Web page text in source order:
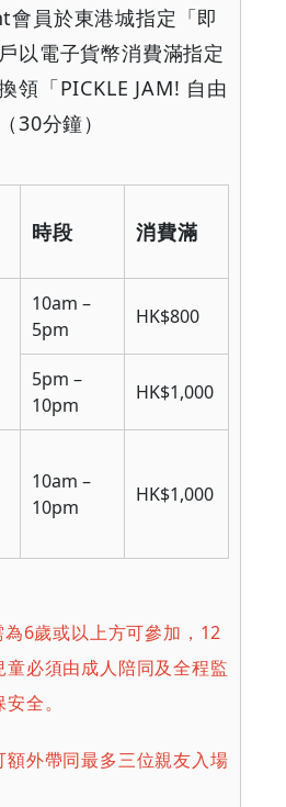
會員於東港城指定「即
以電子貨幣消費滿指定
領「PICKLE JAM! 自由
30分鐘）
時段 消費滿
10am –
5pm
HK$800
5pm –
10pm
HK$1,000
10am –
10pm
HK$1,000
6歲或以上方可參加，12
童必須由成人陪同及全程監
全。
額外帶同最多三位親友入場